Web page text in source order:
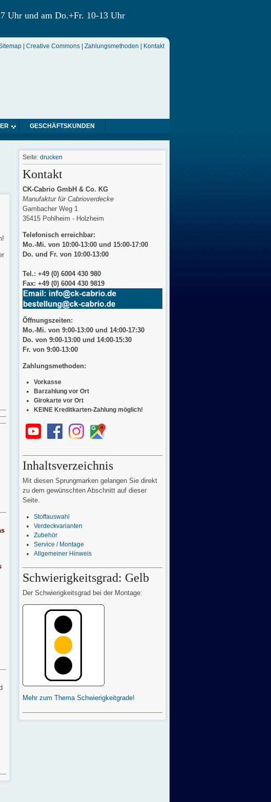
Uhr und am Do.+Fr. 10-13 Uhr
|Creative Commons |Zahlungsmethoden | Kontakt
GESCHÄFTSKUNDEN
Seite: drucken
Kontakt
CK-Cabrio GmbH & Co. KG
Manufaktur für Cabrioverdecke
Gambacher Weg 1
35415 Pohlheim - Holzheim
Telefonisch erreichbar:
Mo.-Mi. von 10:00-13:00 und 15:00-17:00
Do. und Fr. von 10:00-13:00
Tel.: +49 (0) 6004 430 980
Fax: +49 (0) 6004 430 9819
Öffnungszeiten:
Mo.-Mi. von 9:00-13:00 und 14:00-17:30
Do. von 9:00-13:00 und 14:00-15:30
Fr. von 9:00-13:00
Zahlungsmethoden:
Vorkasse
Barzahlung vor Ort
Girokarte vor Ort
KEINE Kreditkarten-Zahlung möglich!
Inhaltsverzeichnis
Mit diesen Sprungmarken gelangen Sie direkt
zu dem gewünschten Abschnitt auf dieser
Seite.
Stoffauswahl
Verdeckvarianten
Zubehör
Service / Montage
Allgemeiner Hinweis
Schwierigkeitsgrad: Gelb
Der Schwierigkeitsgrad bei der Montage:
Mehr zum Thema Schwierigkeitgrade!